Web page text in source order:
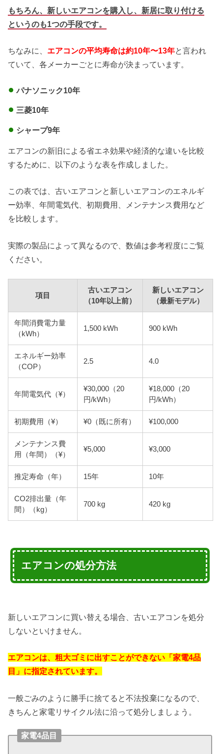
もちろん、新しいエアコンを購入し、新居に取り付ける
というのも1つの手段です。
ちなみに、 エアコンの平均寿命は約10年〜13年と言われ
ていて、各メーカーごとに寿命が決まっています。
パナソニック10年
三菱10年
シャープ9年
エアコンの新旧による省エネ効果や経済的な違いを比較
するために、以下のような表を作成しました。
この表では、古いエアコンと新しいエアコンのエネルギ
ー効率、年間電気代、初期費用、メンテナンス費用など
を比較します。
実際の製品によって異なるので、数値は参考程度にご覧
ください。
項目
古いエアコン
（10年以上前）
新しいエアコン
（最新モデル）
年間消費電力量
（kWh）
1,500 kWh 900 kWh
エネルギー効率
（COP）
2.5 4.0
年間電気代（¥）
¥30,000（20
円/kWh）
¥18,000（20
円/kWh）
初期費用（¥） ¥0（既に所有） ¥100,000
メンテナンス費
用（年間）（¥）
¥5,000 ¥3,000
推定寿命（年） 15年 10年
CO2排出量（年
間）（kg）
700 kg 420 kg
エアコンの処分方法
新しいエアコンに買い替える場合、古いエアコンを処分
しないといけません。
エアコンは、粗大ゴミに出すことができない「家電4品
目」に指定されています。
一般ごみのように勝手に捨てると不法投棄になるので、
きちんと家電リサイクル法に沿って処分しましょう。
家電4品目